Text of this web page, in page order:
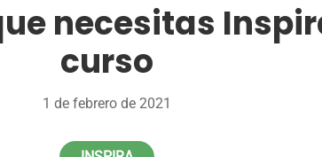
necesitas
curso
1 de febrero de 2021